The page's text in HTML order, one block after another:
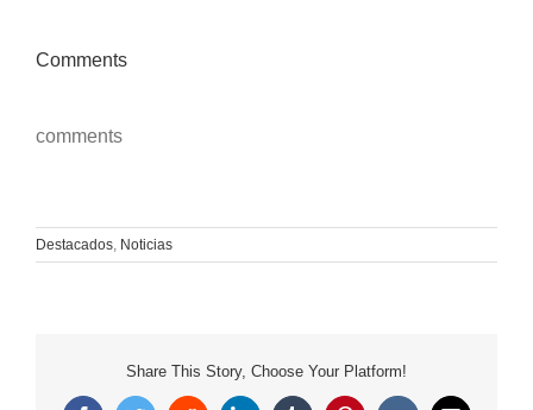
Comments
comments
Destacados, Noticias
Share This Story, Choose Your Platform!